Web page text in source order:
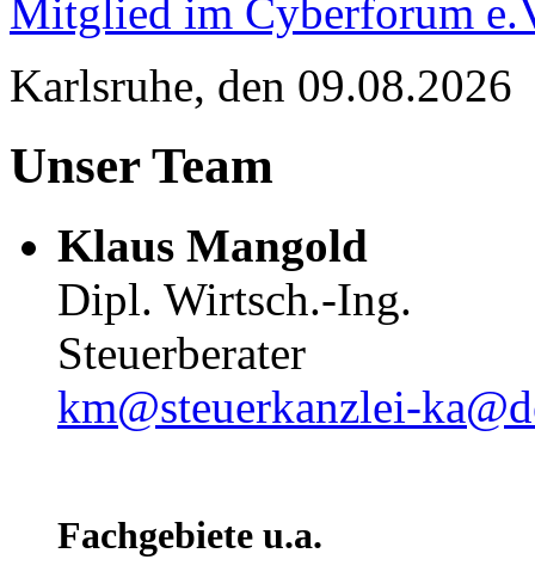
Mitglied im Cyberforum
Karlsruhe, den 09.08.2026
Unser Team
Klaus Mangold
Dipl. Wirtsch.-Ing.
Steuerberater
km@steuerkanzlei-
Fachgebiete u.a.